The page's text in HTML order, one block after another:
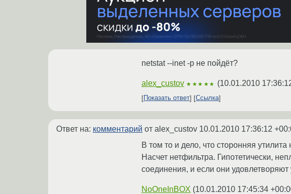
netstat --inet -p не пойдёт?
alex_custov ★★★★★ (10.01.2010
Показать ответ Ссылка
Ответ на: комментарий от alex_custov 10.01.2010 17:36:12
В том то и дело, что сторонняя
Насчет нетфильтра. Гипотетически,
соединения, и если они
NoOneInBOX (10.01.2010 17:45:34